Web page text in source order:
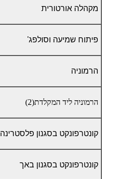
מקהלה אורטורית
פיתוח שמיעה וסולפג'
הרמוניה
הרמוניה ליד המקלדת(2)
קונטרפונקט בסגנון פלסטרינה
קונטרפונקט בסגנון באך